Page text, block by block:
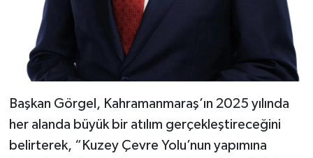
Başkan Görgel, Kahramanmaraş’ın 2025 yılında
her alanda büyük bir atılım gerçekleştireceğini
belirterek, “Kuzey Çevre Yolu’nun yapımına